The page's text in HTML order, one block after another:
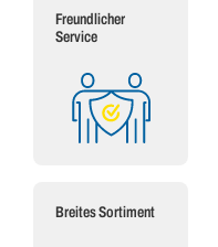
Freundlicher
Service
Breites Sortiment